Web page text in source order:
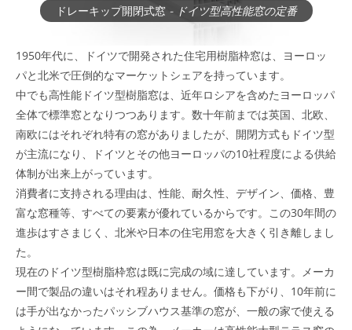
ドレーキップ開閉式窓 - ドイツ型高性能窓の定番
1950年代に、ドイツで開発された住宅用樹脂枠窓は、ヨーロッ
パと北米で圧倒的なマーケットシェアを持っています。
中でも高性能ドイツ型樹脂窓は、近年ロシアを含めたヨーロッパ
全体で標準窓となりつつあります。数十年前までは英国、北欧、
南欧にはそれぞれ特有の窓がありましたが、開閉方式もドイツ型
が主流になり、ドイツとその他ヨーロッパの10社程度による供給
体制が出来上がっています。
消費者に支持される理由は、性能、耐久性、デザイン、価格、豊
富な窓種等、すべての要素が優れているからです。この30年間の
進歩はすさまじく、北米や日本の住宅用窓を大きく引き離しまし
た。
現在のドイツ型樹脂枠窓は既に完成の域に達しています。メーカ
ー間で製品の違いはそれ程ありません。価格も下がり、10年前に
は手が出なかったパッシブハウス基準の窓が、一般の家で使える